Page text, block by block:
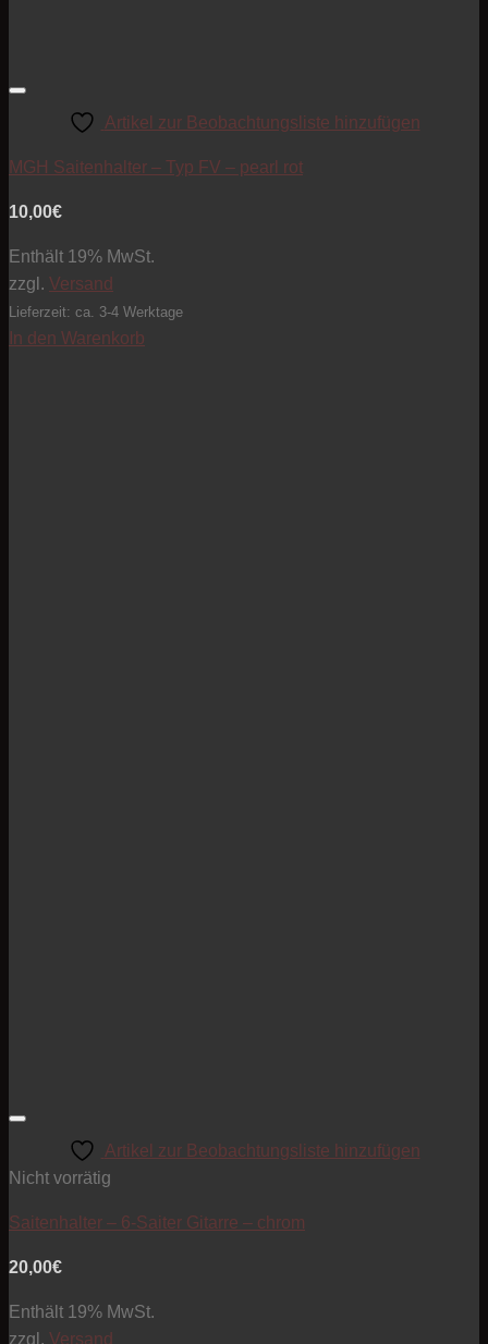
Artikel zur Beobachtungsliste hinzufügen
MGH Saitenhalter – Typ FV – pearl rot
10,00€
Enthält 19% MwSt.
zzgl. Versand
Lieferzeit: ca. 3-4 Werktage
In den Warenkorb
Artikel zur Beobachtungsliste hinzufügen
Nicht vorrätig
Saitenhalter – 6-Saiter Gitarre – chrom
20,00€
Enthält 19% MwSt.
zzgl. Versand